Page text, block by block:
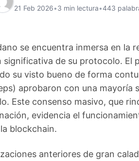
21 Feb 2026•3 min lectura•443
se encuentra inmersa en la
significativa de su protocolo. El
su visto bueno de forma
aprobaron con una mayoría
Este consenso masivo, que
evidencia el
blockchain.
anteriores de gran